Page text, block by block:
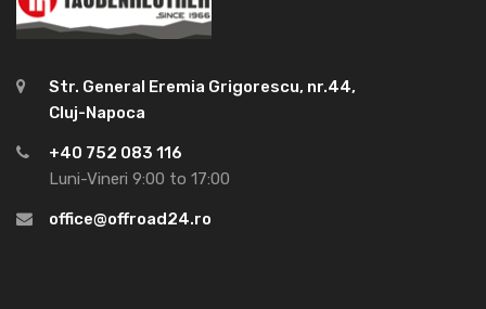
Str. General Eremia Grigorescu, nr.44,
Cluj-Napoca
+40 752 083 116
Luni-Vineri 9:00 to 17:00
office@offroad24.ro